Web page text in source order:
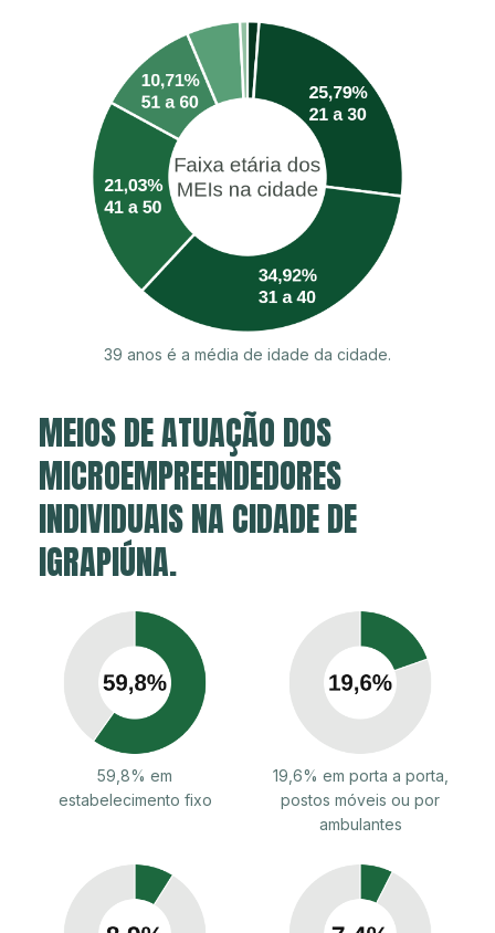
39 anos é a média de idade da cidade.
MEIOS DE ATUAÇÃO DOS
MICROEMPREENDEDORES
INDIVIDUAIS NA CIDADE DE
IGRAPIÚNA.
59,8% em
estabelecimento fixo
19,6% em porta a porta,
postos móveis ou por
ambulantes